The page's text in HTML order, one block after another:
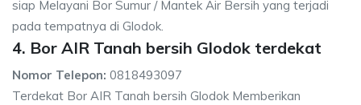
siap Melayani Bor Sumur / Mantek Air Bersih yang terjadi
pada tempatnya di Glodok.
4. Bor AIR Tanah bersih Glodok terdekat
Nomor Telepon: 0818493097
Terdekat Bor AIR Tanah bersih Glodok Memberikan